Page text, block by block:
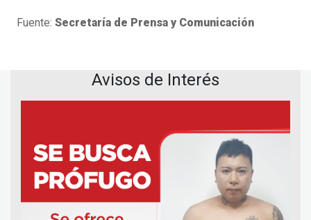
Fuente: Secretaría de Prensa y Comunicación
Avisos de Interés